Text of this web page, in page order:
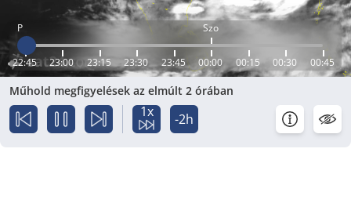
P Szo
22:45 23:00 23:15 23:30 23:45 00:00 00:15 00:30 00:45
Műhold megfigyelések az elmúlt 2 órában
1x -2h